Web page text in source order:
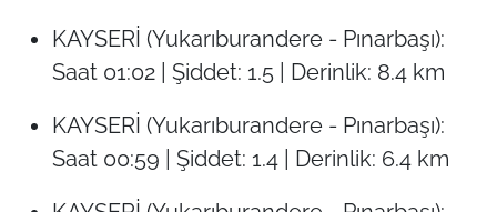
KAYSERİ (Yukarıburandere - Pınarbaşı):
Saat 01:02 | Şiddet: 1.5 | Derinlik: 8.4 km
KAYSERİ (Yukarıburandere - Pınarbaşı):
Saat 00:59 | Şiddet: 1.4 | Derinlik: 6.4 km